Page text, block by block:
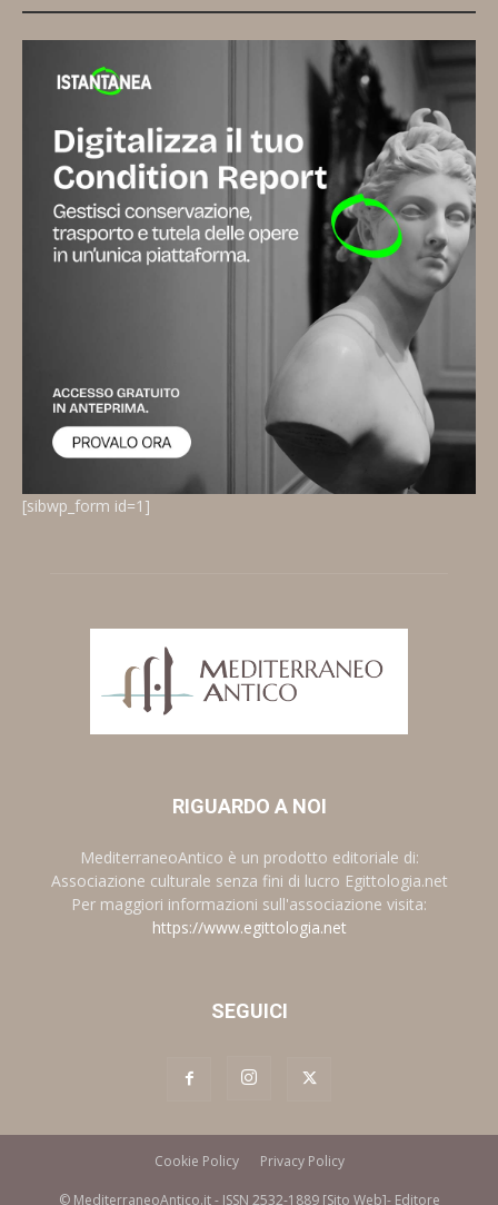
[sibwp_form id=1]
RIGUARDO A NOI
MediterraneoAntico è un prodotto editoriale di:
Associazione culturale senza fini di lucro Egittologia.net
Per maggiori informazioni sull'associazione visita:
https://www.egittologia.net
SEGUICI
Cookie Policy Privacy Policy
© MediterraneoAntico.it - ISSN 2532-1889 [Sito Web]- Editore